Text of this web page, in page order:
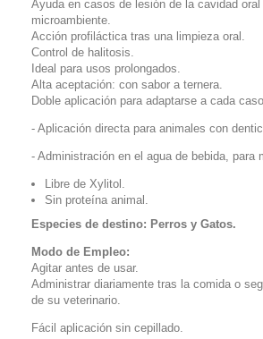
Ayuda en casos de lesión de la cavidad
microambiente.
Acción profiláctica tras una limpieza oral.
Control de halitosis.
Ideal para usos prolongados.
Alta aceptación: con sabor a ternera.
Doble aplicación para adaptarse a cada
- Aplicación directa para animales con
- Administración en el agua de bebida, para
Libre de Xylitol.
Sin proteína animal.
Especies de destino: Perros y Gatos.
Modo de Empleo:
Agitar antes de usar.
Administrar diariamente tras la comida o
de su veterinario.
Fácil aplicación sin cepillado.